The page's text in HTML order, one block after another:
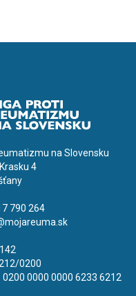
na Slovensku
4
790 264
0200
0200 0000 0000 6233 6212